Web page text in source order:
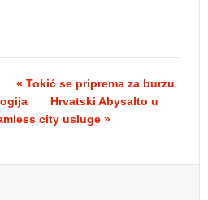
« Tokić se priprema za burzu
Hrvatski Abysalto u
city usluge »